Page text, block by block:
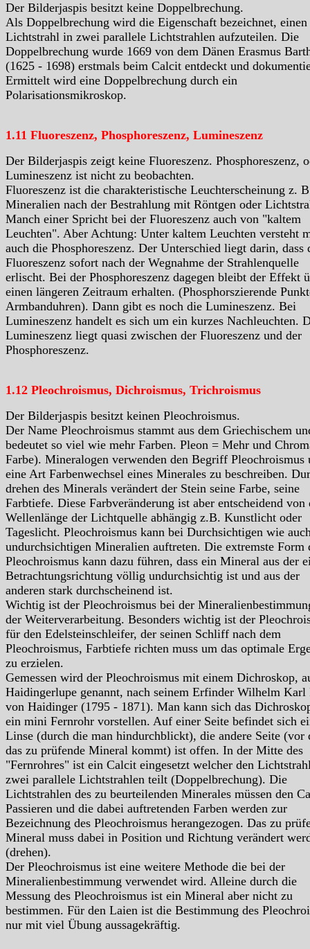
Der Bilderjaspis besitzt keine Doppelbrechung.
Als Doppelbrechung wird die Eigenschaft bezeichnet, einen
Lichtstrahl in zwei parallele Lichtstrahlen aufzuteilen. Die
Doppelbrechung wurde 1669 von dem Dänen Erasmus
(1625 - 1698) erstmals beim Calcit entdeckt und
Ermittelt wird eine Doppelbrechung durch ein
Polarisationsmikroskop.
1.11 Fluoreszenz, Phosphoreszenz, Lumineszenz
Der Bilderjaspis zeigt keine Fluoreszenz. Phosphoreszenz,
Lumineszenz ist nicht zu beobachten.
Fluoreszenz ist die charakteristische Leuchterscheinung z.
Mineralien nach der Bestrahlung mit Röntgen oder
Manch einer Spricht bei der Fluoreszenz auch von "kaltem
Leuchten". Aber Achtung: Unter kaltem Leuchten versteht
auch die Phosphoreszenz. Der Unterschied liegt darin, dass
Fluoreszenz sofort nach der Wegnahme der Strahlenquelle
erlischt. Bei der Phosphoreszenz dagegen bleibt der Effekt
einen längeren Zeitraum erhalten. (Phosphorszierende
Armbanduhren). Dann gibt es noch die Lumineszenz. Bei
Lumineszenz handelt es sich um ein kurzes Nachleuchten.
Lumineszenz liegt quasi zwischen der Fluoreszenz und der
Phosphoreszenz.
1.12 Pleochroismus, Dichroismus, Trichroismus
Der Bilderjaspis besitzt keinen Pleochroismus.
Der Name Pleochroismus stammt aus dem Griechischem
bedeutet so viel wie mehr Farben. Pleon = Mehr und
Farbe). Mineralogen verwenden den Begriff Pleochroismus
eine Art Farbenwechsel eines Minerales zu beschreiben.
drehen des Minerals verändert der Stein seine Farbe, seine
Farbtiefe. Diese Farbveränderung ist aber entscheidend von
Wellenlänge der Lichtquelle abhängig z.B. Kunstlicht oder
Tageslicht. Pleochroismus kann bei Durchsichtigen wie
undurchsichtigen Mineralien auftreten. Die extremste Form
Pleochroismus kann dazu führen, dass ein Mineral aus der
Betrachtungsrichtung völlig undurchsichtig ist und aus der
anderen stark durchscheinend ist.
Wichtig ist der Pleochroismus bei der
der Weiterverarbeitung. Besonders wichtig ist der
für den Edelsteinschleifer, der seinen Schliff nach dem
Pleochroismus, Farbtiefe richten muss um das optimale
zu erzielen.
Gemessen wird der Pleochroismus mit einem Dichroskop,
Haidingerlupe genannt, nach seinem Erfinder Wilhelm Karl
von Haidinger (1795 - 1871). Man kann sich das
ein mini Fernrohr vorstellen. Auf einer Seite befindet sich
Linse (durch die man hindurchblickt), die andere Seite (vor
das zu prüfende Mineral kommt) ist offen. In der Mitte des
"Fernrohres" ist ein Calcit eingesetzt welcher den
zwei parallele Lichtstrahlen teilt (Doppelbrechung). Die
Lichtstrahlen des zu beurteilenden Minerales müssen den
Passieren und die dabei auftretenden Farben werden zur
Bezeichnung des Pleochroismus herangezogen. Das zu
Mineral muss dabei in Position und Richtung verändert
(drehen).
Der Pleochroismus ist eine weitere Methode die bei der
Mineralienbestimmung verwendet wird. Alleine durch die
Messung des Pleochroismus ist ein Mineral aber nicht zu
bestimmen. Für den Laien ist die Bestimmung des
nur mit viel Übung aussagekräftig.